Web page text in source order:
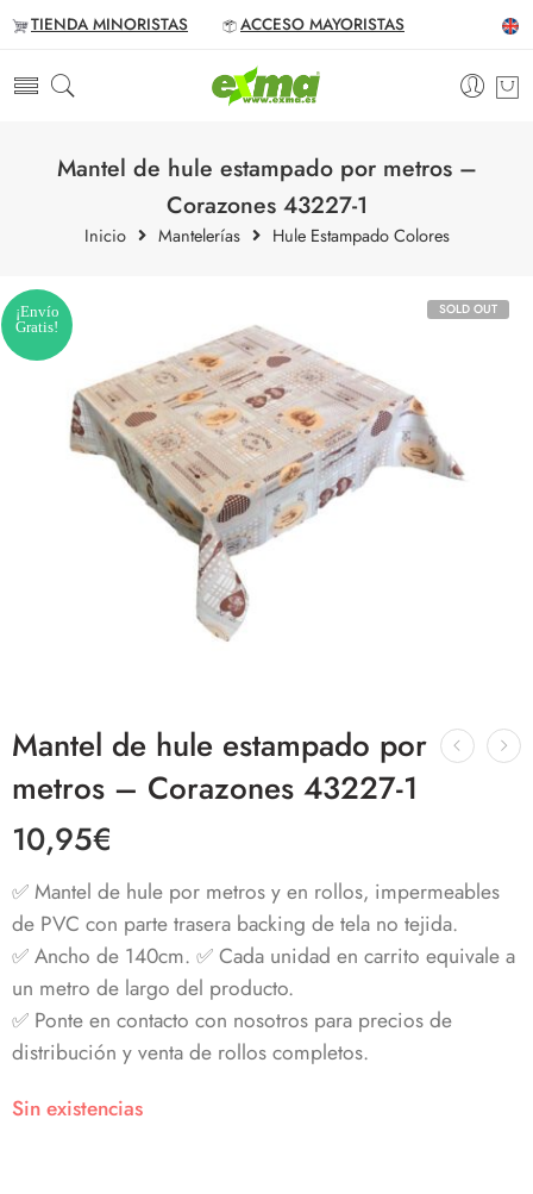
TIENDA MINORISTAS ACCESO MAYORISTAS
Mantel de hule estampado por metros –
Corazones 43227-1
Inicio Mantelerías Hule Estampado Colores
SOLD OUT
¡Envío
Gratis!
Mantel de hule estampado por
metros – Corazones 43227-1
10,95€
✅ Mantel de hule por metros y en rollos, impermeables
de PVC con parte trasera backing de tela no tejida.
✅ Ancho de 140cm. ✅ Cada unidad en carrito equivale a
un metro de largo del producto.
✅ Ponte en contacto con nosotros para precios de
distribución y venta de rollos completos.
Sin existencias